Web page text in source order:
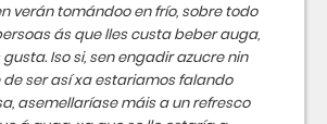
verán tomándoo en frío, sobre todo
ás que lles custa beber auga,
Iso si, sen engadir azucre nin
de ser así xa estariamos falando
asemellaríase máis a un refresco